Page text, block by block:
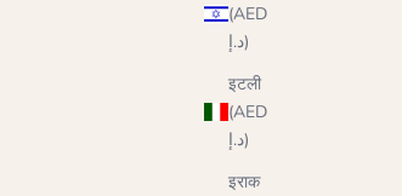
(AED
د.إ)
इटली
(AED
د.إ)
इराक